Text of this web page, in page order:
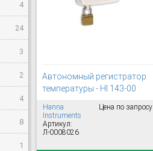
4
24
3
2
4
8
1
Автономный регистратор
температуры - HI 143-00
Hanna
Instruments
Артикул:
Л-0008026
Цена по запросу